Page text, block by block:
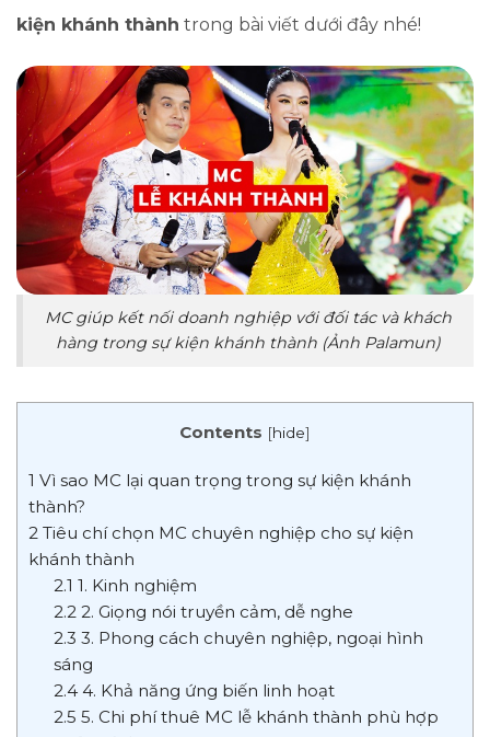
kiện khánh thành trong bài viết dưới đây nhé!
MC giúp kết nối doanh nghiệp với đối tác và khách
hàng trong sự kiện khánh thành (Ảnh Palamun)
Contents [hide]
1 Vì sao MC lại quan trọng trong sự kiện khánh
thành?
2 Tiêu chí chọn MC chuyên nghiệp cho sự kiện
khánh thành
2.1 1. Kinh nghiệm
2.22. Giọng nói truyền cảm, dễ nghe
2.3 3. Phong cách chuyên nghiệp, ngoại hình
sáng
2.44. Khả năng ứng biến linh hoạt
2.5 5. Chi phí thuê MC lễ khánh thành phù hợp